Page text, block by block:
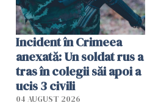
Incident în Crimeea
anexată: Un soldat rus a
tras în colegii săi apoi a
ucis 3 civili
04 AUGUST 2026